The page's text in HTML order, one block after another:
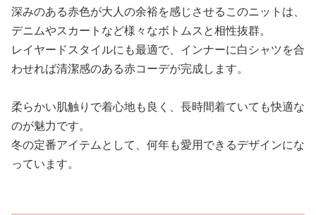
深みのある赤色が大人の余裕を感じさせるこのニットは、
デニムやスカートなど様々なボトムスと相性抜群。
レイヤードスタイルにも最適で、インナーに白シャツを合
わせれば清潔感のある赤コーデが完成します。
柔らかい肌触りで着心地も良く、長時間着ていても快適な
のが魅力です。
冬の定番アイテムとして、何年も愛用できるデザインにな
っています。